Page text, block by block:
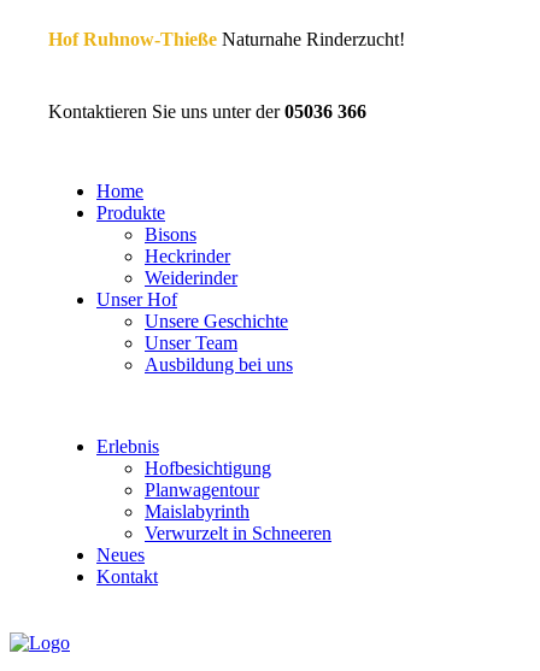
Hof Ruhnow-Thieße Naturnahe Rinderzucht!
Kontaktieren Sie uns unter der05036 366
Home
Produkte
Bisons
Heckrinder
Weiderinder
Unser Hof
Unsere Geschichte
Unser Team
Ausbildung bei uns
Erlebnis
Hofbesichtigung
Planwagentour
Maislabyrinth
Verwurzelt in Schneeren
Neues
Kontakt